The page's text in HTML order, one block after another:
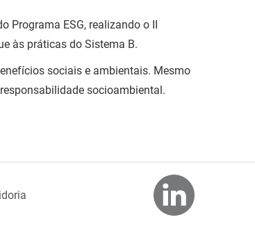
ESG, realizando o II
às práticas do Sistema B.
sociais e ambientais. Mesmo
socioambiental.